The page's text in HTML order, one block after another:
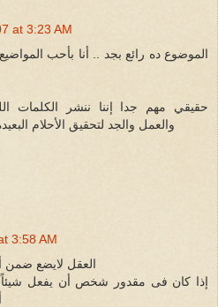
at 3:23 AM
الموضوع ده رائع بجد .. أنا بأحب
حقيقي مهم جدا إننا ننشر الكلمات
والعمل والجد لتحقيق الأحلام
3:58 AM
العقل لايضع ضمن
إذا كان فى مقدور شخص أن يفعل شيئاً